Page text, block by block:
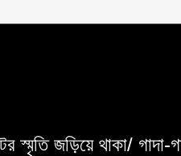
স্মৃতি জড়িয়ে থাকা/